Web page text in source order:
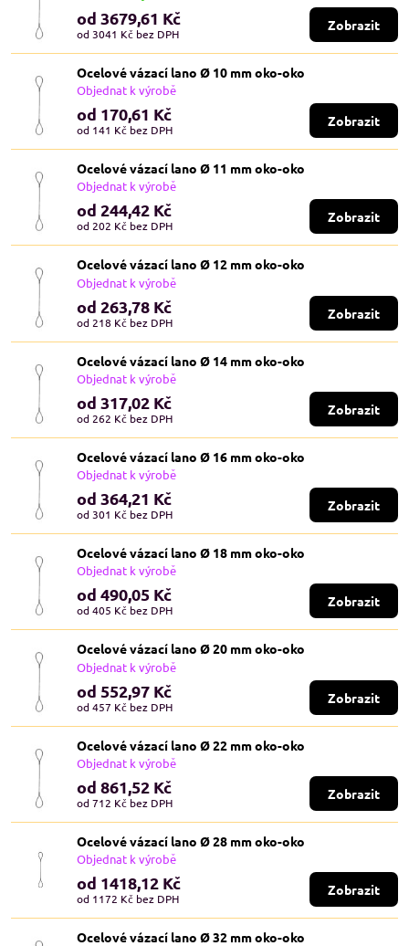
od 3679,61 Kč
od 3041 Kč bez DPH
Zobrazit
Ocelové vázací lano Ø 10 mm oko-oko
Objednat k výrobě
od 170,61 Kč
od 141 Kč bez DPH
Zobrazit
Ocelové vázací lano Ø 11 mm oko-oko
Objednat k výrobě
od 244,42 Kč
od 202 Kč bez DPH
Zobrazit
Ocelové vázací lano Ø 12 mm oko-oko
Objednat k výrobě
od 263,78 Kč
od 218 Kč bez DPH
Zobrazit
Ocelové vázací lano Ø 14 mm oko-oko
Objednat k výrobě
od 317,02 Kč
od 262 Kč bez DPH
Zobrazit
Ocelové vázací lano Ø 16 mm oko-oko
Objednat k výrobě
od 364,21 Kč
od 301 Kč bez DPH
Zobrazit
Ocelové vázací lano Ø 18 mm oko-oko
Objednat k výrobě
od 490,05 Kč
od 405 Kč bez DPH
Zobrazit
Ocelové vázací lano Ø 20 mm oko-oko
Objednat k výrobě
od 552,97 Kč
od 457 Kč bez DPH
Zobrazit
Ocelové vázací lano Ø 22 mm oko-oko
Objednat k výrobě
od 861,52 Kč
od 712 Kč bez DPH
Zobrazit
Ocelové vázací lano Ø 28 mm oko-oko
Objednat k výrobě
od 1418,12 Kč
od 1172 Kč bez DPH
Zobrazit
Ocelové vázací lano Ø 32 mm oko-oko